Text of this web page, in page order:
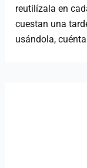
reutilízala en
cuestan una
usándola,